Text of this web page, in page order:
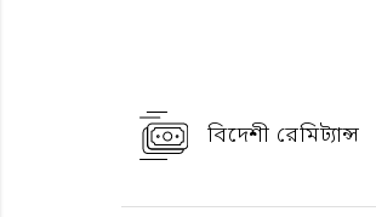
বিদেশী রেমিট্যান্স